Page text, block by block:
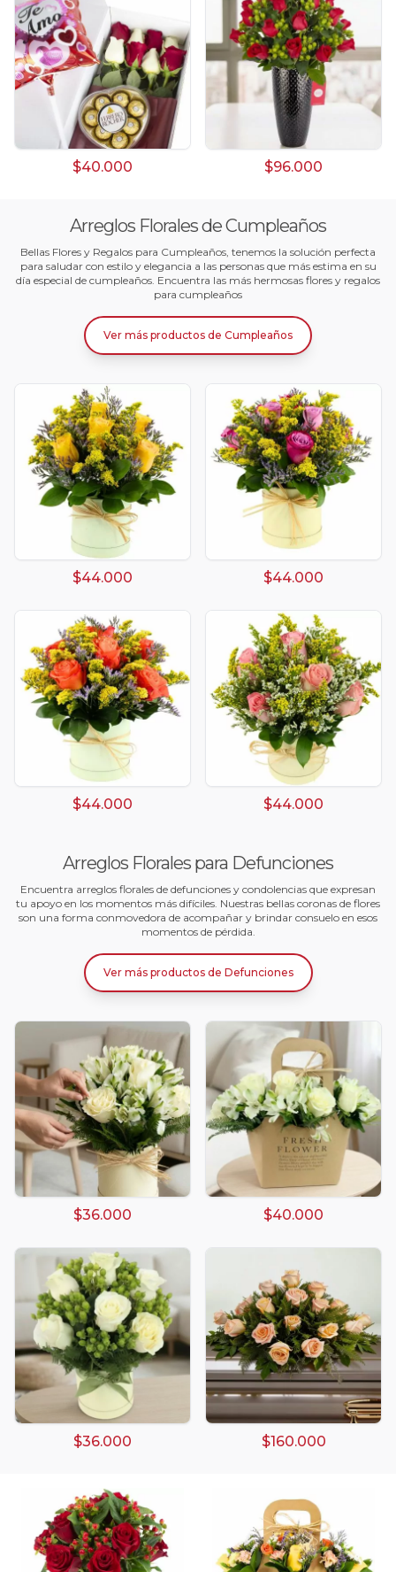
$40.000 $96.000
Arreglos Florales de Cumpleaños
Bellas Flores y Regalos para Cumpleaños, tenemos la solución perfecta
para saludar con estilo y elegancia a las personas que más estima en su
día especial de cumpleaños. Encuentra las más hermosas flores y regalos
para cumpleaños
Ver más productos de Cumpleaños
$44.000 $44.000
$44.000 $44.000
Arreglos Florales para Defunciones
Encuentra arreglos florales de defunciones y condolencias que expresan
tu apoyo en los momentos más difíciles. Nuestras bellas coronas de flores
son una forma conmovedora de acompañar y brindar consuelo en esos
momentos de pérdida.
Ver más productos de Defunciones
$36.000 $40.000
$36.000 $160.000
Arreglos damasco
Arreglos de Globos
Arreglos Florales
Arreglos florales amarillos
Arreglos florales de color rojo
Arreglos Florales en Florero
Arreglos florales en tono blanco